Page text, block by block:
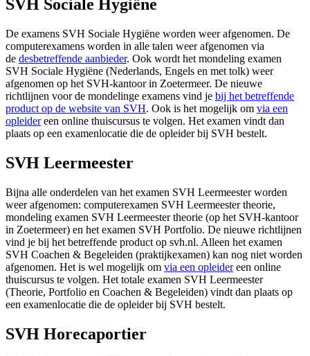
SVH Sociale Hygiëne
De examens SVH Sociale Hygiëne worden weer afgenomen. De
computerexamens worden in alle talen weer afgenomen via
de desbetreffende aanbieder. Ook wordt het mondeling examen
SVH Sociale Hygiëne (Nederlands, Engels en met tolk) weer
afgenomen op het SVH-kantoor in Zoetermeer. De nieuwe
richtlijnen voor de mondelinge examens vind je bij het betreffende
product op de website van SVH. Ook is het mogelijk om via een
opleidereen online thuiscursus te volgen. Het examen vindt dan
plaats op een examenlocatie die de opleider bij SVH bestelt.
SVH Leermeester
Bijna alle onderdelen van het examen SVH Leermeester worden
weer afgenomen: computerexamen SVH Leermeester theorie,
mondeling examen SVH Leermeester theorie (op het SVH-kantoor
in Zoetermeer) en het examen SVH Portfolio. De nieuwe richtlijnen
vind je bij het betreffende product op svh.nl. Alleen het examen
SVH Coachen & Begeleiden (praktijkexamen) kan nog niet worden
afgenomen. Het is wel mogelijk om via een opleidereen online
thuiscursus te volgen. Het totale examen SVH Leermeester
(Theorie, Portfolio en Coachen & Begeleiden) vindt dan plaats op
een examenlocatie die de opleider bij SVH bestelt.
SVH Horecaportier